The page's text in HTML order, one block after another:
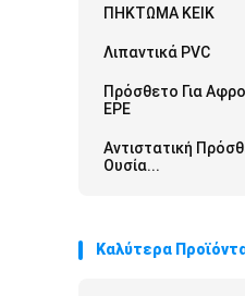
ΠΗΚΤΩΜΑ ΚΕΙΚ
Λιπαντικά PVC
Πρόσθετο Για
EPE
Αντιστατική
Ουσία...
Καλύτερα